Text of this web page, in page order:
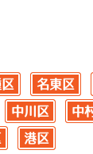
名東区
中川区 中
港区